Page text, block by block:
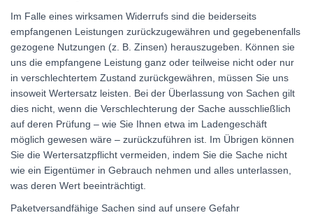
Im Falle eines wirksamen Widerrufs sind die beiderseits
empfangenen Leistungen zurückzugewähren und gegebenenfalls
gezogene Nutzungen (z. B. Zinsen) herauszugeben. Können sie
uns die empfangene Leistung ganz oder teilweise nicht oder nur
in verschlechtertem Zustand zurückgewähren, müssen Sie uns
insoweit Wertersatz leisten. Bei der Überlassung von Sachen gilt
dies nicht, wenn die Verschlechterung der Sache ausschließlich
auf deren Prüfung – wie Sie Ihnen etwa im Ladengeschäft
möglich gewesen wäre – zurückzuführen ist. Im Übrigen können
Sie die Wertersatzpflicht vermeiden, indem Sie die Sache nicht
wie ein Eigentümer in Gebrauch nehmen und alles unterlassen,
was deren Wert beeinträchtigt.
Paketversandfähige Sachen sind auf unsere Gefahr